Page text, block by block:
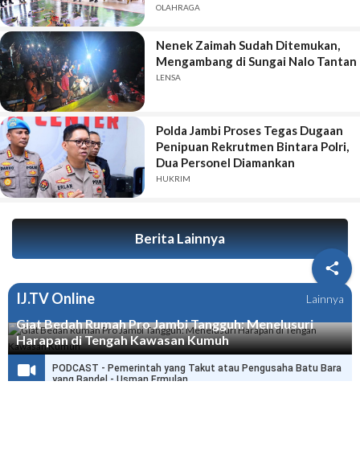

OLAHRAGA
Nenek Zaimah Sudah Ditemukan,
Mengambang di Sungai Nalo Tantan
LENSA
Polda Jambi Proses Tegas Dugaan
Penipuan Rekrutmen Bintara Polri,
Dua Personel Diamankan
HUKRIM
Berita Lainnya
IJ.TV Online Lainnya
Giat Bedah Rumah Pro Jambi Tangguh: Menelusuri
Harapan di Tengah Kawasan Kumuh
PODCAST - Pemerintah yang Takut atau Pengusaha Batu Bara
yang Bandel - Usman Ermulan